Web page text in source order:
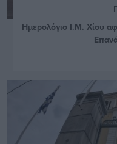
Ημερολόγιο Ι.Μ. Χίου